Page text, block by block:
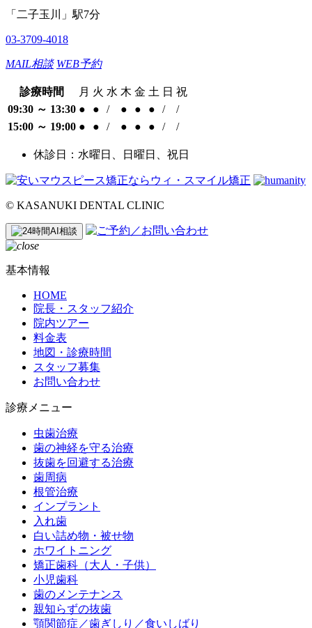
「二子玉川」駅7分
03-3709-4018
MAIL相談 WEB予約
診療時間 月 火 水 木 金 土 日 祝
09:30 ～ 13:30 ● ● / ● ● ● /
/
15:00 ～ 19:00 ● ● / ● ● ● / /
休診日：水曜日、日曜日、祝日
©︎ KASANUKI DENTAL CLINIC
基本情報
HOME
院長・スタッフ紹介
院内ツアー
料金表
地図・診療時間
スタッフ募集
お問い合わせ
診療メニュー
虫歯治療
歯の神経を守る治療
抜歯を回避する治療
歯周病
根管治療
インプラント
入れ歯
白い詰め物・被せ物
ホワイトニング
矯正歯科（大人・子供）
小児歯科
歯のメンテナンス
親知らずの抜歯
顎関節症／歯ぎしり／食いしばり